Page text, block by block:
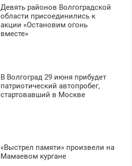
Девять районов Волгоградской
области присоединились к
акции «Остановим огонь
вместе»
В Волгоград 29 июня прибудет
патриотический автопробег,
стартовавший в Москве
«Выстрел памяти» произвели на
Мамаевом кургане